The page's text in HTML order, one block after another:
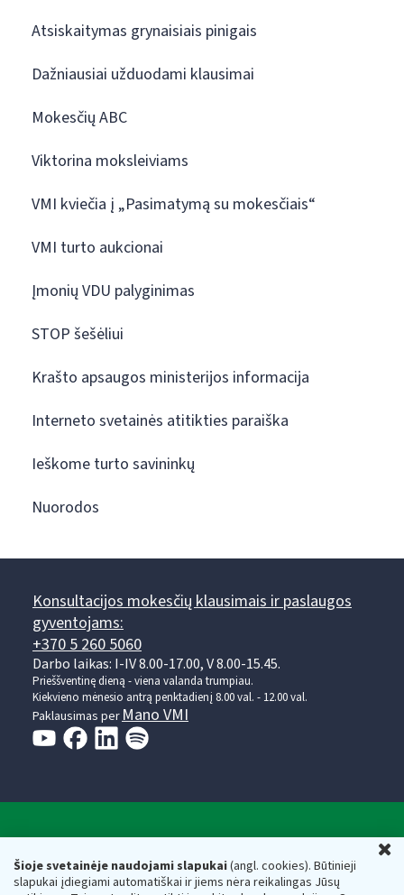
Šioje svetainėje naudojami slapukai(angl. cookies). Būtinieji
slapukai įdiegiami automatiškai ir jiems nėra reikalingas Jūsų
Atsiskaitymas grynaisiais pinigais
Dažniausiai užduodami klausimai
Mokesčių ABC
Viktorina moksleiviams
VMI kviečia į „Pasimatymą su mokesčiais“
VMI turto aukcionai
Įmonių VDU palyginimas
STOP šešėliui
Krašto apsaugos ministerijos informacija
Interneto svetainės atitikties paraiška
Ieškome turto savininkų
Nuorodos
Konsultacijos mokesčių klausimais ir paslaugos
gyventojams:
+370 5 260 5060
Darbo laikas: I-IV 8.00-17.00, V 8.00-15.45.
Prieššventinę dieną - viena valanda trumpiau.
Kiekvieno mėnesio antrą penktadienį 8.00 val. - 12.00 val.
Paklausimas perMano VMI
Valstybinė mokesčių inspekcija prie Lietuvos
Respublikos finansų ministerijos